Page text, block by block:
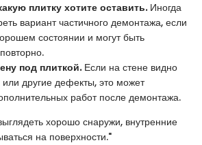
плитку хотите оставить.Иногда
вариант частичного демонтажа, если
состоянии и могут быть
под плиткой.Если на стене видно
или другие дефекты, это может
работ после демонтажа.
хорошо снаружи, внутренние
на поверхности."